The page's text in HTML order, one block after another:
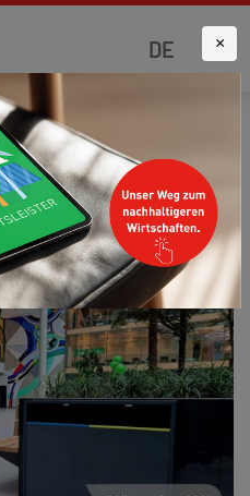
DE
ENTSORGUNG
×